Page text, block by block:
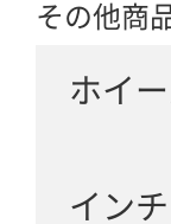
その他商
ホイ
イン